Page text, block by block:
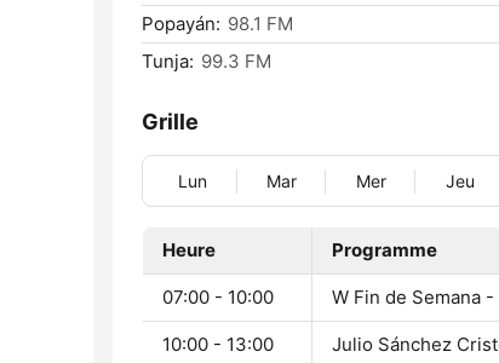
Popayán: 98.1 FM
Tunja: 99.3 FM
Grille
Lun Mar Mer Jeu
Heure Programme
07:00 - 10:00 W Fin de Semana
10:00 - 13:00 Julio Sánchez